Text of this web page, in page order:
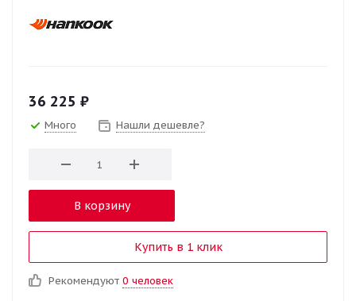
36 225 ₽
Много Нашли дешевле?
В корзину
Купить в 1 клик
Рекомендуют 0 человек